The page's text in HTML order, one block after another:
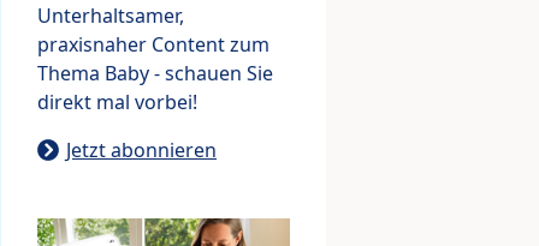
Unterhaltsamer,
praxisnaher Content zum
Thema Baby - schauen Sie
direkt mal vorbei!
Jetzt abonnieren